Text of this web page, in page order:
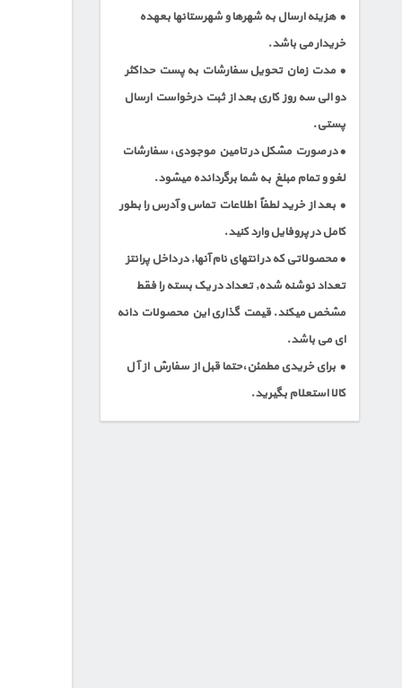
• هزینه ارسال به شهرها و شهرستانها بعهده
خریدار می باشد.
• مدت زمان تحویل سفارشات به پست حداکثر
دو الی سه روز کاری بعد از ثبت درخواست ارسال
پستی.
• در صورت مشکل در تامین موجودی، سفارشات
لغو و تمام مبلغ به شما برگردانده میشود.
• بعد از خرید لطفاٌ اطلاعات تماس و آدرس را بطور
کامل در پروفایل وارد کنید.
• محصولاتی که در انتهای نام آنها, در داخل پرانتز
تعداد نوشنه شده, تعداد در یک بسته را فقط
مشخص میکند. قیمت گذاری این محصولات دانه
ای می باشد.
• برای خریدی مطمئن،حتما قبل از سفارش از آل
کالا استعلام بگیرید.